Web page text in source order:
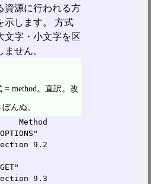
資源に行われる方
示します。 方式
文字・小文字を区
ません。
= method。直訳。改
んぬ。
Method
9.2
9.3